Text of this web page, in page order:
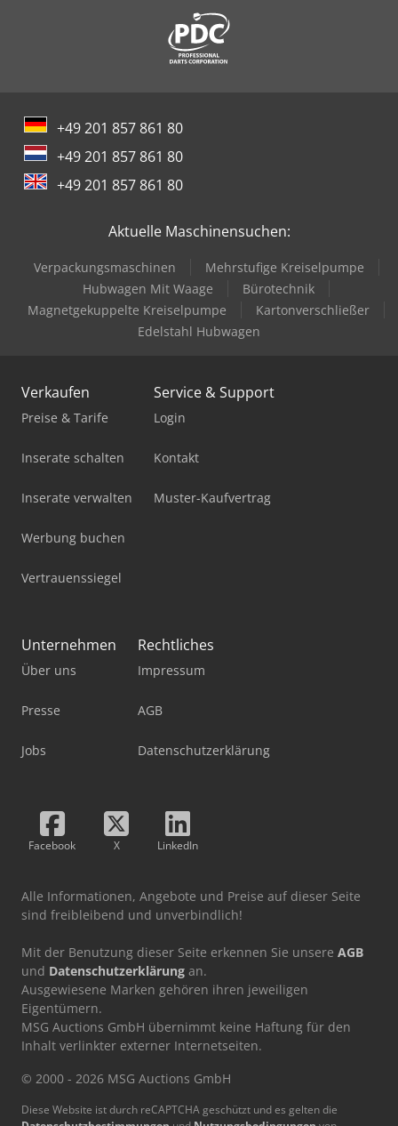
+49 201 857 861 80
+49 201 857 861 80
+49 201 857 861 80
Aktuelle Maschinensuchen:
Verpackungsmaschinen
Mehrstufige Kreiselpumpe
Hubwagen Mit Waage
Bürotechnik
Magnetgekuppelte Kreiselpumpe
Kartonverschließer
Edelstahl Hubwagen
Verkaufen
Preise & Tarife
Inserate schalten
Inserate verwalten
Werbung buchen
Vertrauenssiegel
Service & Support
Login
Kontakt
Muster-Kaufvertrag
Unternehmen
Über uns
Presse
Jobs
Rechtliches
Impressum
AGB
Datenschutzerklärung
Facebook X LinkedIn
Alle Informationen, Angebote und Preise auf dieser Seite
sind freibleibend und unverbindlich!
Mit der Benutzung dieser Seite erkennen Sie unsere AGB
und Datenschutzerklärung an.
Ausgewiesene Marken gehören ihren jeweiligen
Eigentümern.
MSG Auctions GmbH übernimmt keine Haftung für den
Inhalt verlinkter externer Internetseiten.
© 2000 - 2026 MSG Auctions GmbH
Diese Website ist durch reCAPTCHA geschützt und es gelten die